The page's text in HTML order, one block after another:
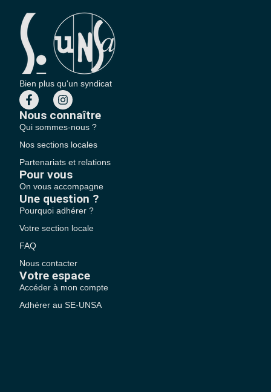
Bien plus qu'un syndicat
Nous connaître
Qui sommes-nous ?
Nos sections locales
Partenariats et relations
Pour vous
On vous accompagne
Une question ?
Pourquoi adhérer ?
Votre section locale
FAQ
Nous contacter
Votre espace
Accéder à mon compte
Adhérer au SE-UNSA